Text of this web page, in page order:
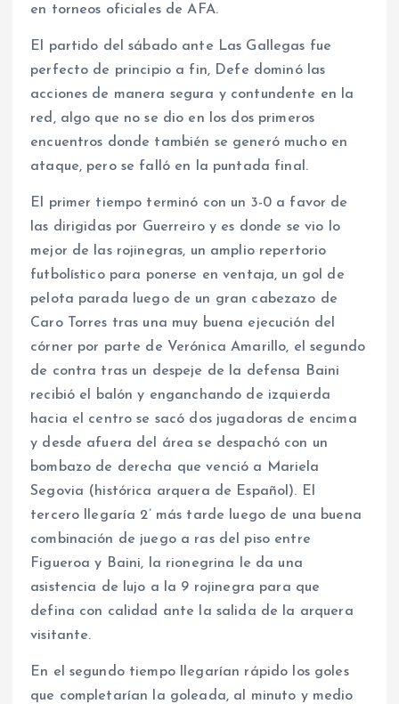
en torneos oficiales de AFA.
El partido del sábado ante Las Gallegas fue
perfecto de principio a fin, Defe dominó las
acciones de manera segura y contundente en la
red, algo que no se dio en los dos primeros
encuentros donde también se generó mucho en
ataque, pero se falló en la puntada final.
El primer tiempo terminó con un 3-0 a favor de
las dirigidas por Guerreiro y es donde se vio lo
mejor de las rojinegras, un amplio repertorio
futbolístico para ponerse en ventaja, un gol de
pelota parada luego de un gran cabezazo de
Caro Torres tras una muy buena ejecución del
córner por parte de Verónica Amarillo, el segundo
de contra tras un despeje de la defensa Baini
recibió el balón y enganchando de izquierda
hacia el centro se sacó dos jugadoras de encima
y desde afuera del área se despachó con un
bombazo de derecha que venció a Mariela
Segovia (histórica arquera de Español). El
tercero llegaría 2’ más tarde luego de una buena
combinación de juego a ras del piso entre
Figueroa y Baini, la rionegrina le da una
asistencia de lujo a la 9 rojinegra para que
defina con calidad ante la salida de la arquera
visitante.
En el segundo tiempo llegarían rápido los goles
que completarían la goleada, al minuto y medio